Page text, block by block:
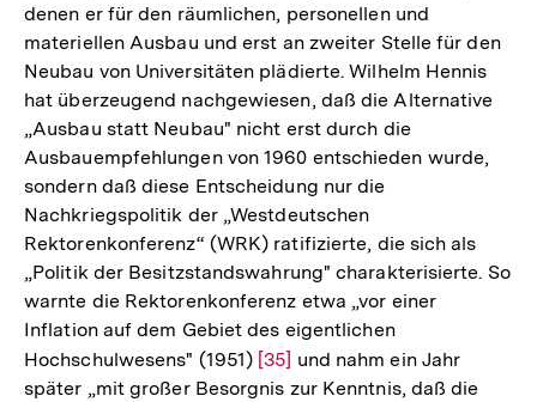
Auflösung
der
Fußnote
denen er für den räumlichen, personellen und
materiellen Ausbau und erst an zweiter Stelle für den
Neubau von Universitäten plädierte. Wilhelm Hennis
hat überzeugend nachgewiesen, daß die Alternative
„Ausbau statt Neubau" nicht erst durch die
Ausbauempfehlungen von 1960 entschieden wurde,
sondern daß diese Entscheidung nur die
Nachkriegspolitik der „Westdeutschen
Rektorenkonferenz“ (WRK) ratifizierte, die sich als
„Politik der Besitzstandswahrung" charakterisierte. So
warnte die Rektorenkonferenz etwa „vor einer
Inflation auf dem Gebiet des eigentlichen
Hochschulwesens" (1951) Zur
Auflösung
[35] und nahm ein Jahr
später „mit großer Besorgnis zur Kenntnis, daß die